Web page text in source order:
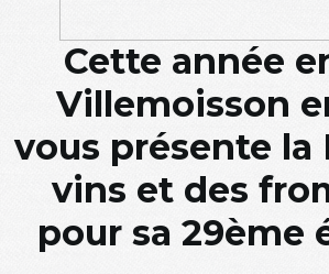
Cette année
Villemoisson
vous présente la
vins et des
pour sa 29ème